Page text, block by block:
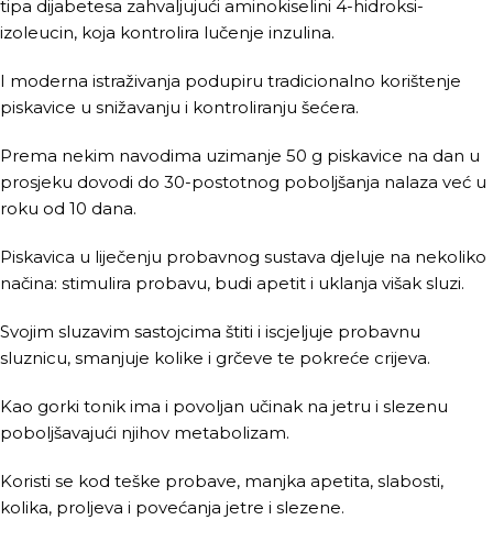
tipa dijabetesa zahvaljujući aminokiselini 4-hidroksi-
izoleucin, koja kontrolira lučenje inzulina.
I moderna istraživanja podupiru tradicionalno korištenje
piskavice u snižavanju i kontroliranju šećera.
Prema nekim navodima uzimanje 50 g piskavice na dan u
prosjeku dovodi do 30-postotnog poboljšanja nalaza već u
roku od 10 dana.
Piskavica u liječenju probavnog sustava djeluje na nekoliko
načina: stimulira probavu, budi apetit i uklanja višak sluzi.
Svojim sluzavim sastojcima štiti i iscjeljuje probavnu
sluznicu, smanjuje kolike i grčeve te pokreće crijeva.
Kao gorki tonik ima i povoljan učinak na jetru i slezenu
poboljšavajući njihov metabolizam.
Koristi se kod teške probave, manjka apetita, slabosti,
kolika, proljeva i povećanja jetre i slezene.